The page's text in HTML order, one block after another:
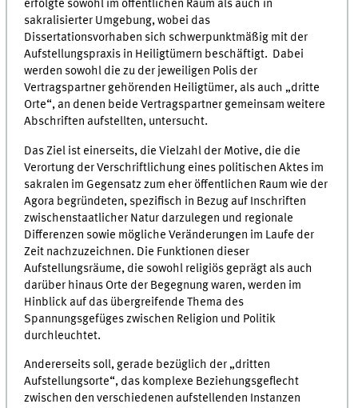
erfolgte sowohl im öffentlichen Raum als auch in
sakralisierter Umgebung, wobei das
Dissertationsvorhaben sich schwerpunktmäßig mit der
Aufstellungspraxis in Heiligtümern beschäftigt. Dabei
werden sowohl die zu der jeweiligen Polis der
Vertragspartner gehörenden Heiligtümer, als auch „dritte
Orte“, an denen beide Vertragspartner gemeinsam weitere
Abschriften aufstellten, untersucht.
Das Ziel ist einerseits, die Vielzahl der Motive, die die
Verortung der Verschriftlichung eines politischen Aktes im
sakralen im Gegensatz zum eher öffentlichen Raum wie der
Agora begründeten, spezifisch in Bezug auf Inschriften
zwischenstaatlicher Natur darzulegen und regionale
Differenzen sowie mögliche Veränderungen im Laufe der
Zeit nachzuzeichnen. Die Funktionen dieser
Aufstellungsräume, die sowohl religiös geprägt als auch
darüber hinaus Orte der Begegnung waren, werden im
Hinblick auf das übergreifende Thema des
Spannungsgefüges zwischen Religion und Politik
durchleuchtet.
Andererseits soll, gerade bezüglich der „dritten
Aufstellungsorte“, das komplexe Beziehungsgeflecht
zwischen den verschiedenen aufstellenden Instanzen